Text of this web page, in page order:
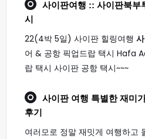
사이판여행 :: 사이판북부
시
22(4박 5일) 사이판 힐링여행
어 & 공항 픽업드랍 택시 Hafa
랍 택시 사이판 공항 택시~~~
사이판 여행 특별한 재미
후기
여러모로 정말 재밋게 여행하고